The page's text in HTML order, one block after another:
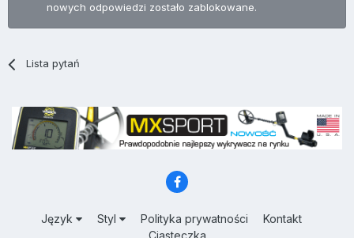
nowych odpowiedzi zostało zablokowane.
Lista pytań
Język Styl Polityka prywatności
Kontakt